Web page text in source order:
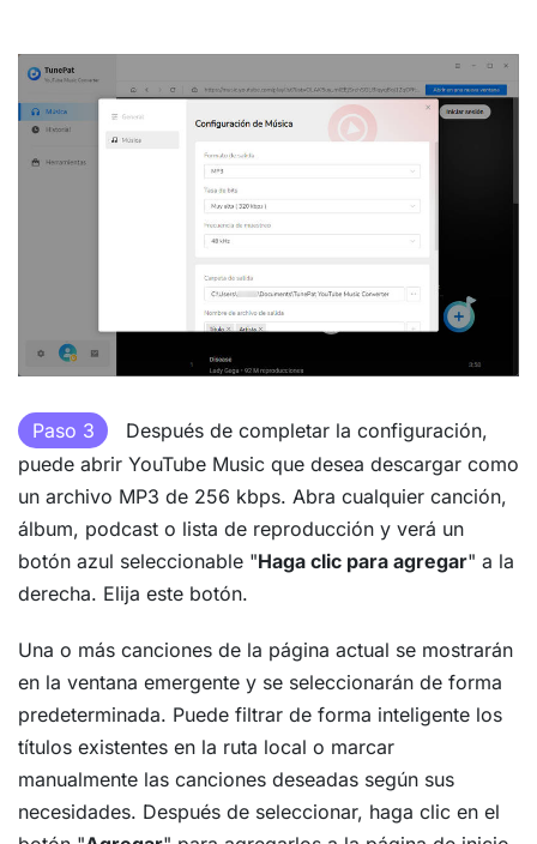
Paso 3
Después de completar la configuración,
puede abrir YouTube Music que desea descargar como
un archivo MP3 de 256 kbps. Abra cualquier canción,
álbum, podcast o lista de reproducción y verá un
botón azul seleccionable "Haga clic para agregar" a la
derecha. Elija este botón.
Una o más canciones de la página actual se mostrarán
en la ventana emergente y se seleccionarán de forma
predeterminada. Puede filtrar de forma inteligente los
títulos existentes en la ruta local o marcar
manualmente las canciones deseadas según sus
necesidades. Después de seleccionar, haga clic en el